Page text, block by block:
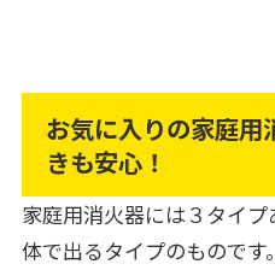
お気に入りの家庭用
きも安心！
家庭用消火器には３タイ
体で出るタイプのもので